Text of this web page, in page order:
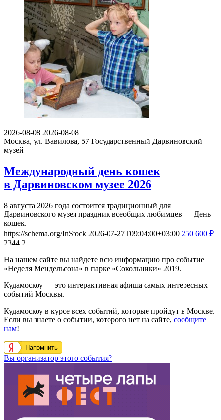
2026-08-08 2026-08-08
Москва, ул. Вавилова, 57 Государственный Дарвиновский
музей
Международный день кошек
в Дарвиновском музее 2026
8 августа 2026 года состоится традиционный для
Дарвиновского музея праздник всеобщих любимцев — День
кошек.
https://schema.org/InStock 2026-07-27T09:04:00+03:00 250 600 ₽
2344 2
На нашем сайте вы найдете всю информацию про событие
«Неделя Мендельсона» в парке «Сокольники» 2019.
Кудамоскоу — это интерактивная афиша самых интересных
событий Москвы.
Кудамоскоу в курсе всех событий, которые пройдут в Москве.
Если вы знаете о событии, которого нет на сайте, сообщите
нам!
Напомнить
Вы организатор этого события?